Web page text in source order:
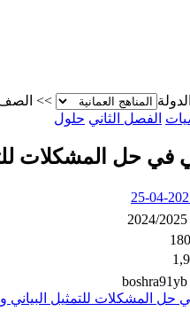
الدولة >>
الفصل الثاني حلول
في حل المشكلات
2024/2025
boshra91yb